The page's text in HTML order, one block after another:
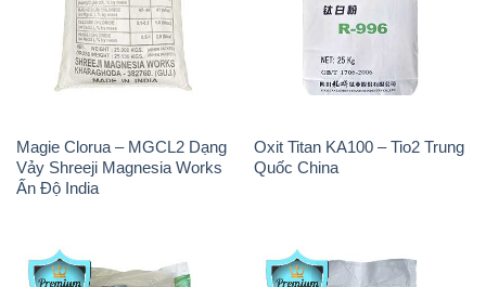
Magie Clorua – MGCL2 Dạng
Vảy Shreeji Magnesia Works
Ấn Độ India
Oxit Titan KA100 – Tio2 Trung